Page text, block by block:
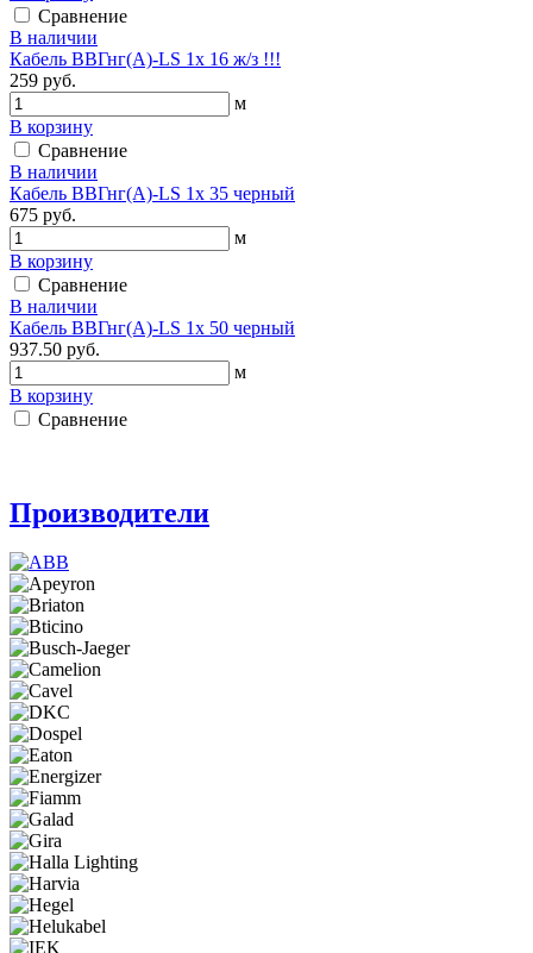
Сравнение
В наличии
Кабель ВВГнг(А)-LS 1х 16 ж/з !!!
259 руб.
м
В корзину
Сравнение
В наличии
Кабель ВВГнг(А)-LS 1х 35 черный
675 руб.
м
В корзину
Сравнение
В наличии
Кабель ВВГнг(А)-LS 1х 50 черный
937.50 руб.
м
В корзину
Сравнение
Производители